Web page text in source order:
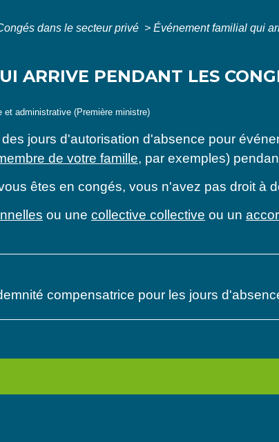
dans le secteur privé > Événement familial qui
ARRIVE PENDANT LES
et administrative (Première ministre)
jours d'autorisation d'absence pour
de votre famille, par exemples)
êtes en congés, vous n'avez pas droit à
ou une collective collective ou un
compensatrice pour les jours